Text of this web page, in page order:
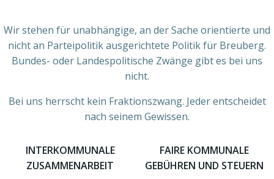
Wir stehen für unabhängige, an der Sache orientierte und
nicht an Parteipolitik ausgerichtete Politik für Breuberg.
Bundes- oder Landespolitische Zwänge gibt es bei uns
nicht.
Bei uns herrscht kein Fraktionszwang. Jeder entscheidet
nach seinem Gewissen.
INTERKOMMUNALE
ZUSAMMENARBEIT
FAIRE KOMMUNALE
GEBÜHREN UND STEUERN